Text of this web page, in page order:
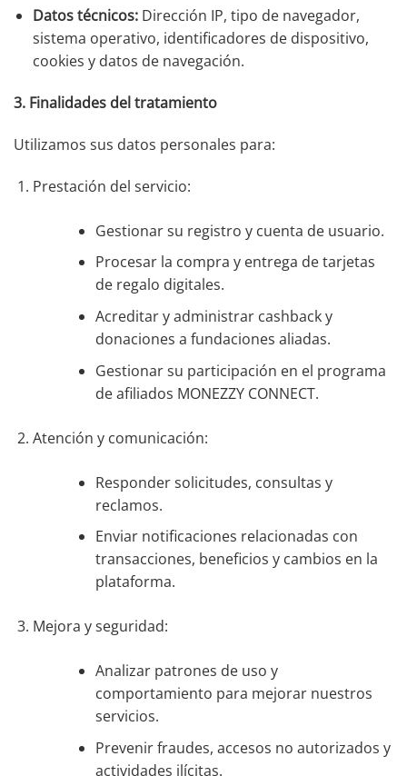
Datos técnicos:Dirección IP, tipo de navegador,
sistema operativo, identificadores de dispositivo,
cookies y datos de navegación.
3. Finalidades del tratamiento
Utilizamos sus datos personales para:
Prestación del servicio:
Gestionar su registro y cuenta de usuario.
Procesar la compra y entrega de tarjetas
de regalo digitales.
Acreditar y administrar cashback y
donaciones a fundaciones aliadas.
Gestionar su participación en el programa
de afiliados MONEZZY CONNECT.
Atención y comunicación:
Responder solicitudes, consultas y
reclamos.
Enviar notificaciones relacionadas con
transacciones, beneficios y cambios en la
plataforma.
Mejora y seguridad:
Analizar patrones de uso y
comportamiento para mejorar nuestros
servicios.
Prevenir fraudes, accesos no autorizados y
actividades ilícitas.